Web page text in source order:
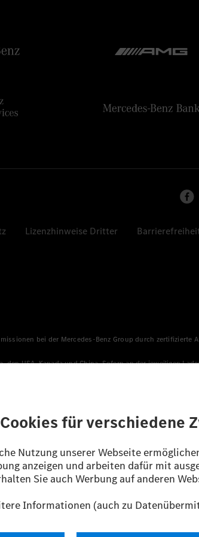
Lizenzhinweise Dritter
bei der Mercedes-Benz Group durch zertifizierte
USA, Kanada und China. Sofern an der jeweiligen
harmonised Light vehicles Test Procedure)
von der effizienten Ausnutzung des Kraftstoffs bzw.
Der Stromverbrauch ist abhängig von der
Maßgabe der Zertifizierungsmethode „WLTP-